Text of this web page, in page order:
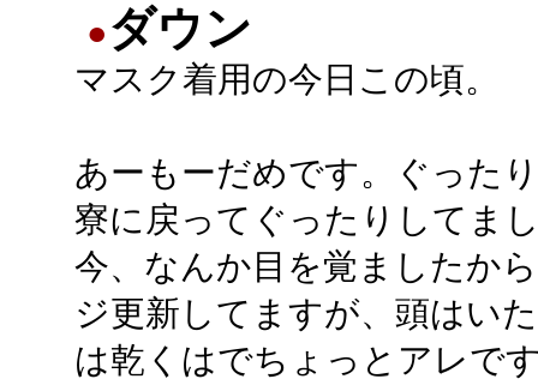
●ダウン
マスク着用の今日この頃。
あーもーだめです。ぐった
寮に戻ってぐったりしてま
今、なんか目を覚ましたか
ジ更新してますが、頭はい
は乾くはでちょっとアレで